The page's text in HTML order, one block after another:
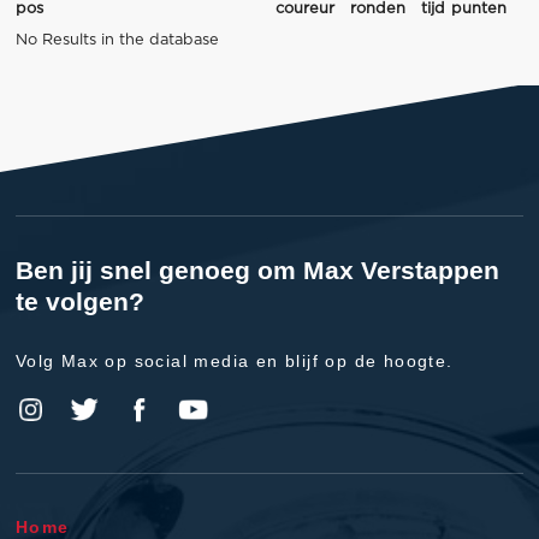
pos coureur ronden tijd
punten
No Results in the database
Ben jij snel genoeg om Max Verstappen
te volgen?
Volg Max op social media en blijf op de hoogte.
Home